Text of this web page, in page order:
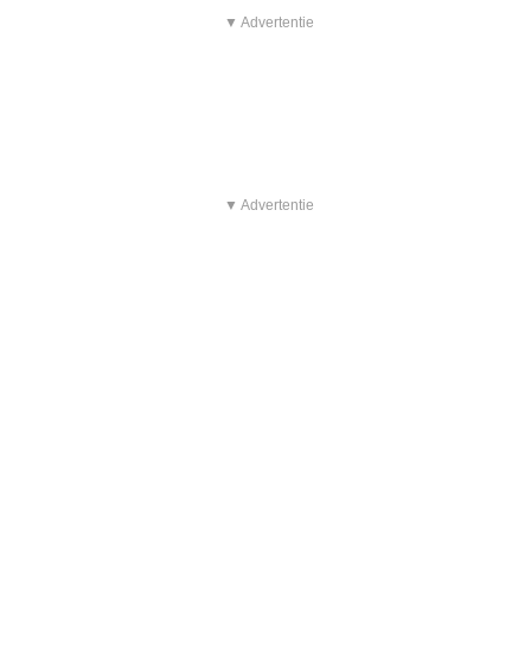
▼ Advertentie
▼ Advertentie